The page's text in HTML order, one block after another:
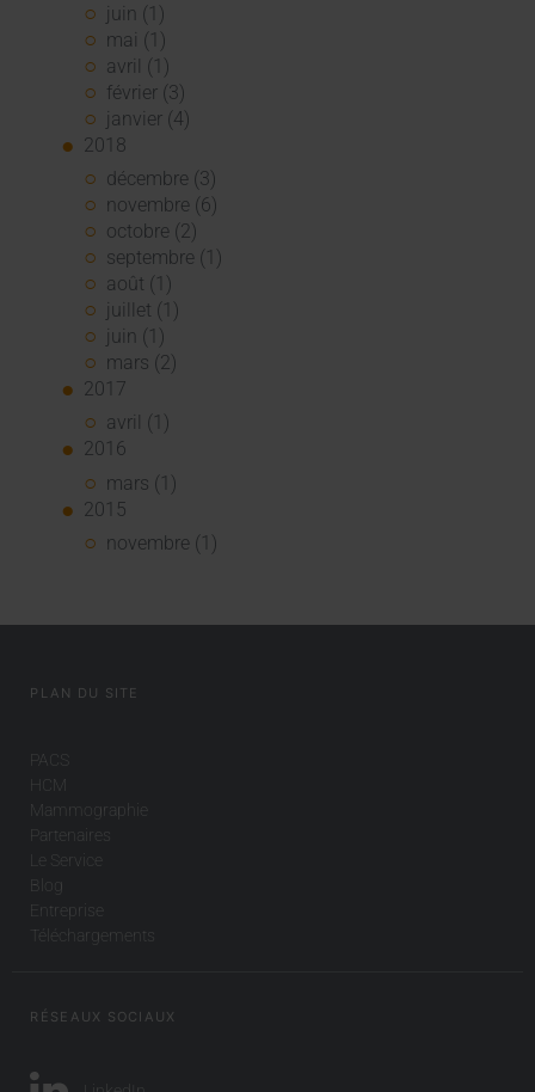
juin (1)
mai (1)
avril (1)
février (3)
janvier (4)
2018
décembre (3)
novembre (6)
octobre (2)
septembre (1)
août (1)
juillet (1)
juin (1)
mars (2)
2017
avril (1)
2016
mars (1)
2015
novembre (1)
PLAN DU SITE
PACS
HCM
Mammographie
Partenaires
Le Service
Blog
Entreprise
Téléchargements
RÉSEAUX SOCIAUX